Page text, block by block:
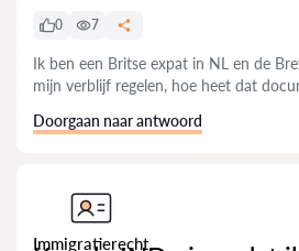
0 7
Ik ben een Britse expat in NL en de
mijn verblijf regelen, hoe heet dat
Doorgaan naar antwoord
Immigratierecht